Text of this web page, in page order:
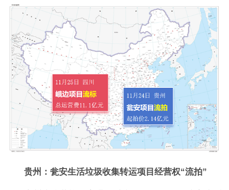
贵州：瓮安生活垃圾收集转运项目经营权“流拍”